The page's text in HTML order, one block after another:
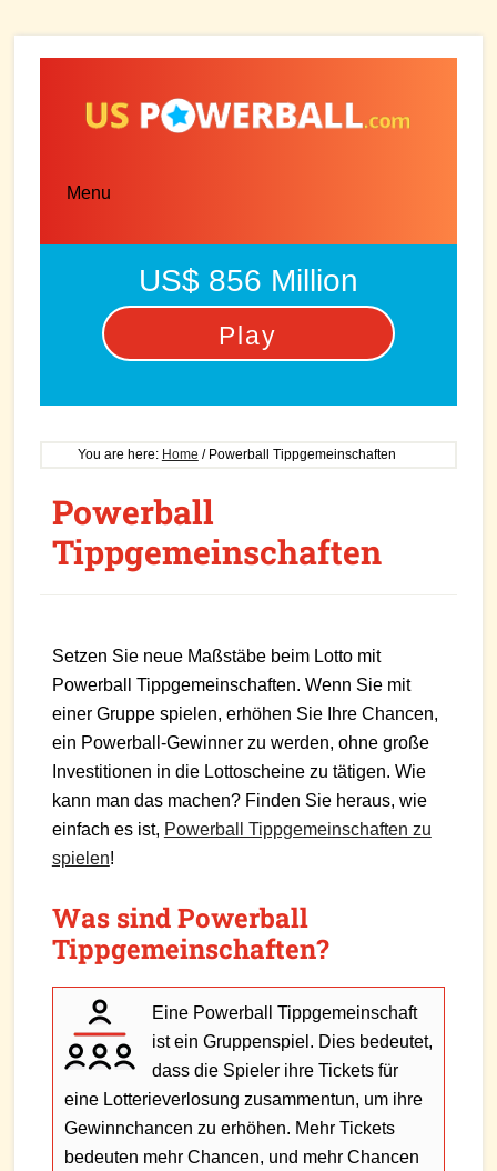
Menu
US$ 856 Million
Play
You are here: Home /Powerball Tippgemeinschaften
Powerball
Tippgemeinschaften
Setzen Sie neue Maßstäbe beim Lotto mit
Powerball Tippgemeinschaften. Wenn Sie mit
einer Gruppe spielen, erhöhen Sie Ihre Chancen,
ein Powerball-Gewinner zu werden, ohne große
Investitionen in die Lottoscheine zu tätigen. Wie
kann man das machen? Finden Sie heraus, wie
einfach es ist, Powerball Tippgemeinschaften zu
spielen!
Was sind Powerball
Tippgemeinschaften?
Eine Powerball Tippgemeinschaft
ist ein Gruppenspiel. Dies bedeutet,
dass die Spieler ihre Tickets für
eine Lotterieverlosung zusammentun, um ihre
Gewinnchancen zu erhöhen. Mehr Tickets
bedeuten mehr Chancen, und mehr Chancen